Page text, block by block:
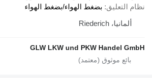
بضغط الهواء/بضغط الهواء
GLW LKW und PKW